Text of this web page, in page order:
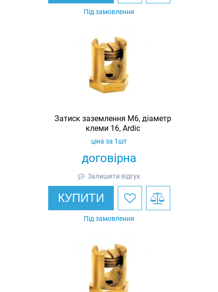
Під замовлення
Затиск заземлення M6, діаметр
клеми 16, Ardic
договірна
ціна за 1шт
Залишити відгук
КУПИТИ
Під замовлення